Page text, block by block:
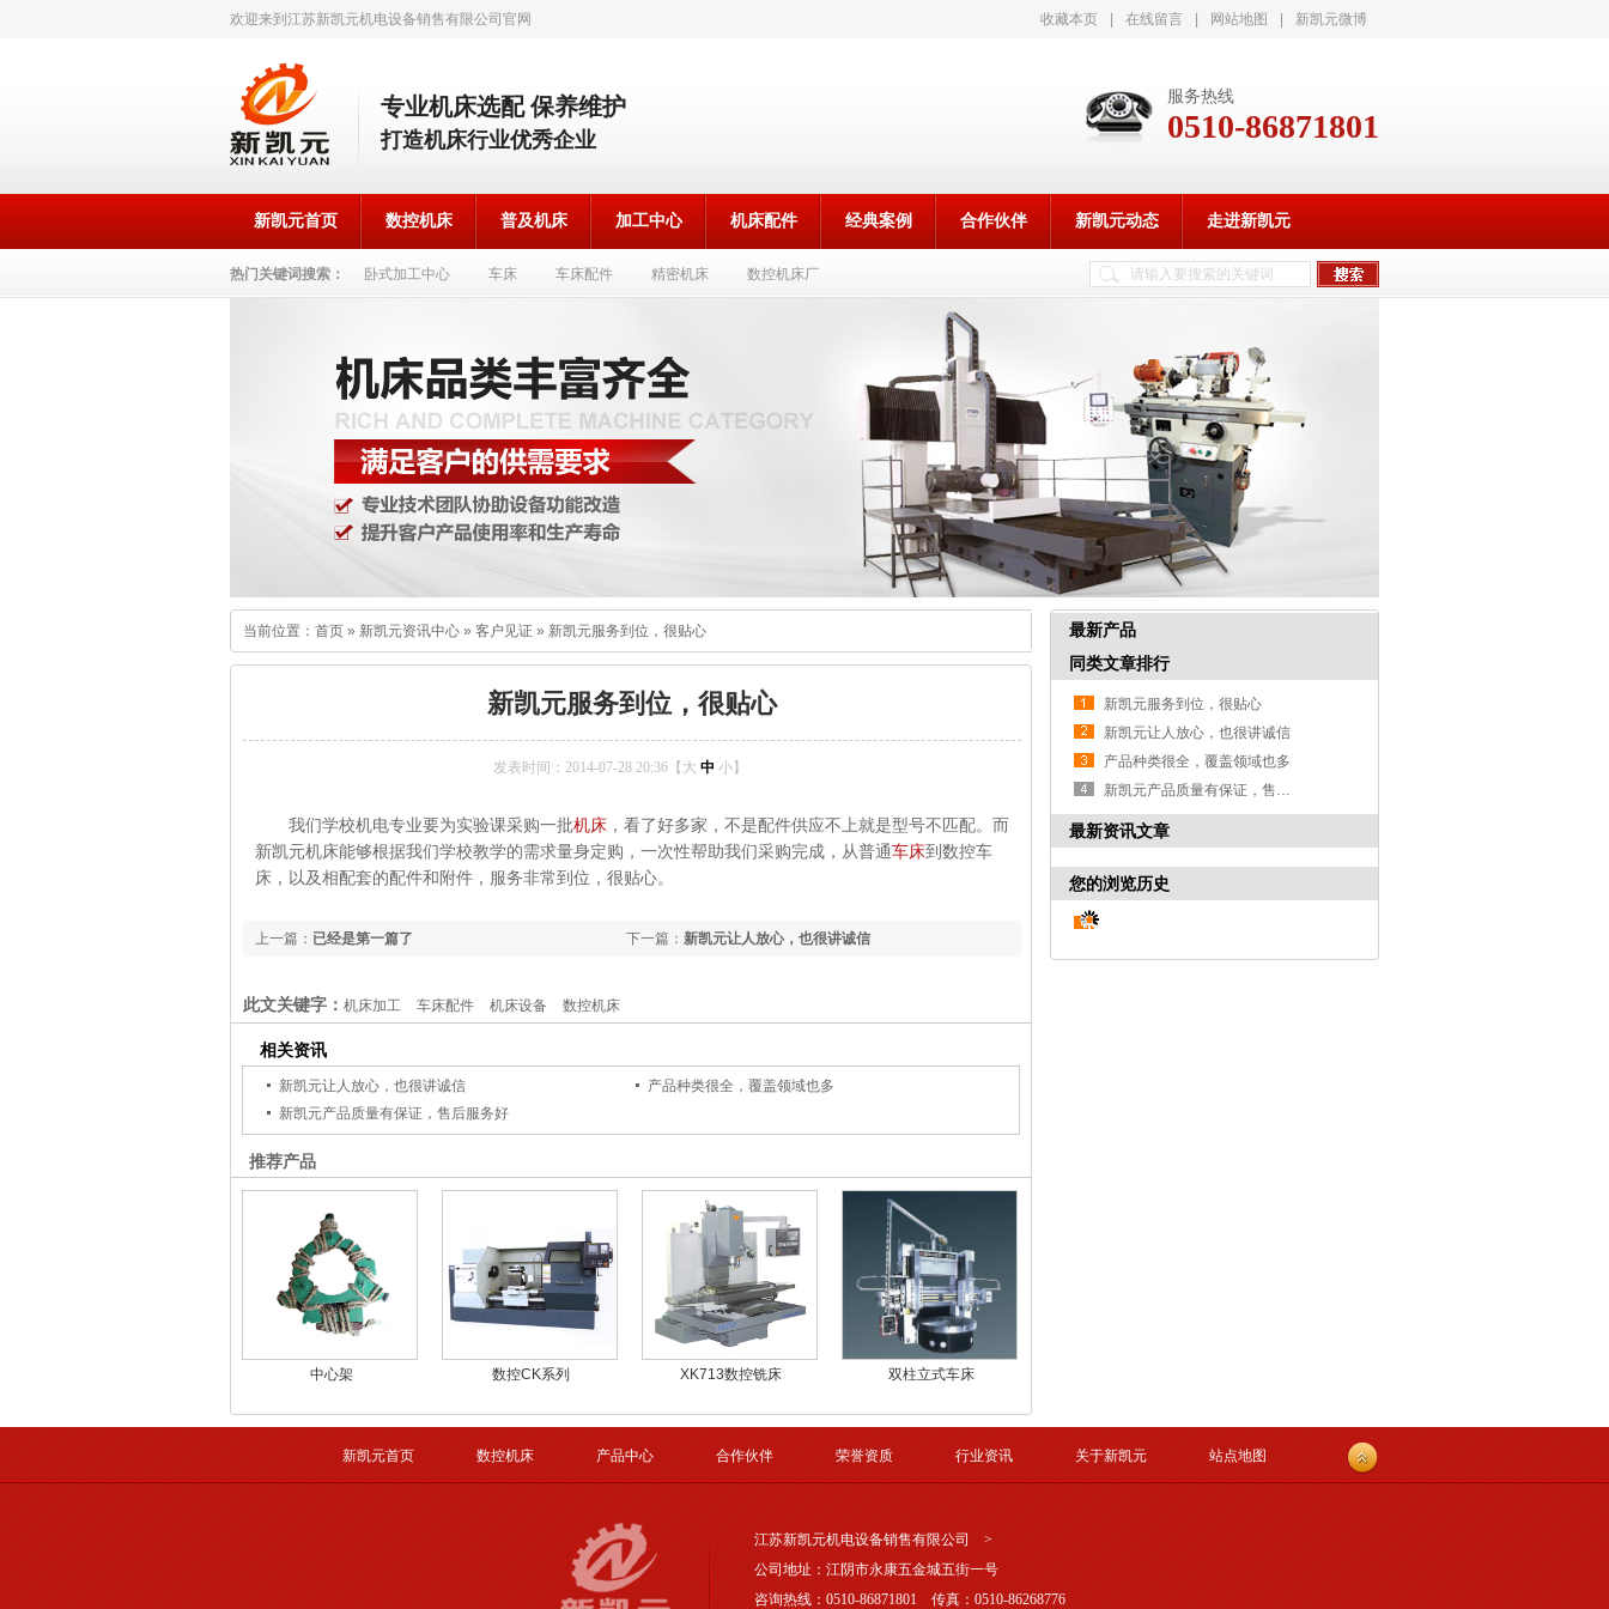
欢迎来到江苏新凯元机电设备销售有限公司官网 收藏本页 在线留言 网站地图 新凯元微博
专业机床选配 保养维护
打造机床行业优秀企业
服务热线
0510-86871801
新凯元首页 数控机床 普及机床 加工中心 机床配件 经典案例 合作伙伴 新凯元动态 走进新凯元
热门关键词搜索： 卧式加工中心 车床 车床配件 精密机床 数控机床厂
当前位置： 首页 » 新凯元资讯中心 » 客户见证 » 新凯元服务到位，很贴心
新凯元服务到位，很贴心
发表时间：2014-07-28 20:36【 大 中 小】
我们学校机电专业要为实验课采购一批机床 ，看了好多家，不是配件供应不上就是型号不匹配。而
新凯元机床能够根据我们学校教学的需求量身定购，一次性帮助我们采购完成，从普通车床到数控车
床，以及相配套的配件和附件，服务非常到位，很贴心。
下一篇： 新凯元让人放心，也很讲诚信
上一篇： 已经是第一篇了
此文关键字： 机床加工 车床配件 机床设备 数控机床
相关资讯
新凯元让人放心，也很讲诚信
产品种类很全，覆盖领域也多
新凯元产品质量有保证，售后服务好
推荐产品
中心架 数控CK系列 XK713数控铣床 双柱立式车床
最新产品
同类文章排行
新凯元服务到位，很贴心
新凯元让人放心，也很讲诚信
产品种类很全，覆盖领域也多
新凯元产品质量有保证，售后服务好
最新资讯文章
您的浏览历史
新凯元首页 数控机床 产品中心 合作伙伴 荣誉资质 行业资讯 关于新凯元 站点地图
江苏新凯元机电设备销售有限公司
>
公司地址：江阴市永康五金城五街一号
咨询热线：0510-86871801
传真：0510-86268776